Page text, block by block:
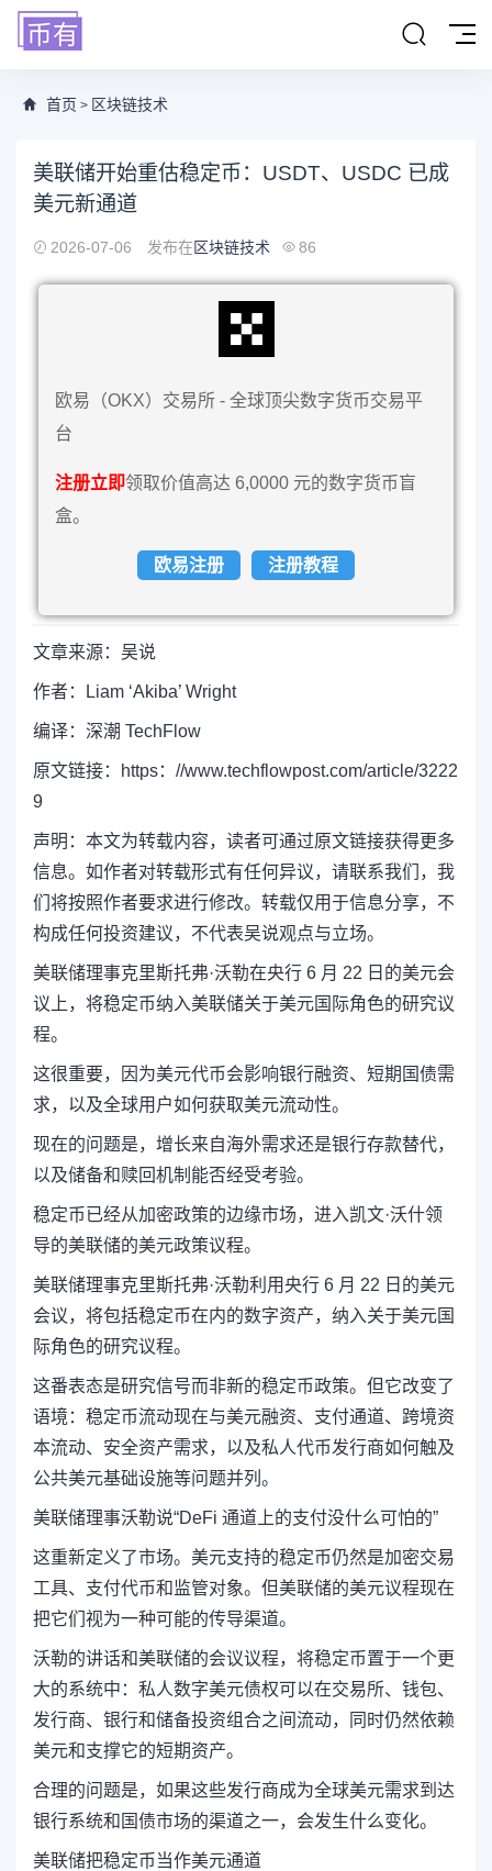
首页 > 区块链技术
美联储开始重估稳定币：USDT、USDC 已成
美元新通道
2026-07-06 发布在区块链技术 86
欧易（OKX）交易所 - 全球顶尖数字货币交易平
台
注册立即领取价值高达 6,0000 元的数字货币盲
盒。
欧易注册 注册教程
文章来源：吴说
作者：Liam ‘Akiba’ Wright
编译：深潮 TechFlow
原文链接：https：//www.techflowpost.com/article/3222
9
声明：本文为转载内容，读者可通过原文链接获得更多
信息。如作者对转载形式有任何异议，请联系我们，我
们将按照作者要求进行修改。转载仅用于信息分享，不
构成任何投资建议，不代表吴说观点与立场。
美联储理事克里斯托弗·沃勒在央行 6 月 22 日的美元会
议上，将稳定币纳入美联储关于美元国际角色的研究议
程。
这很重要，因为美元代币会影响银行融资、短期国债需
求，以及全球用户如何获取美元流动性。
现在的问题是，增长来自海外需求还是银行存款替代，
以及储备和赎回机制能否经受考验。
稳定币已经从加密政策的边缘市场，进入凯文·沃什领
导的美联储的美元政策议程。
美联储理事克里斯托弗·沃勒利用央行 6 月 22 日的美元
会议，将包括稳定币在内的数字资产，纳入关于美元国
际角色的研究议程。
这番表态是研究信号而非新的稳定币政策。但它改变了
语境：稳定币流动现在与美元融资、支付通道、跨境资
本流动、安全资产需求，以及私人代币发行商如何触及
公共美元基础设施等问题并列。
美联储理事沃勒说“DeFi 通道上的支付没什么可怕的”
这重新定义了市场。美元支持的稳定币仍然是加密交易
工具、支付代币和监管对象。但美联储的美元议程现在
把它们视为一种可能的传导渠道。
沃勒的讲话和美联储的会议议程，将稳定币置于一个更
大的系统中：私人数字美元债权可以在交易所、钱包、
发行商、银行和储备投资组合之间流动，同时仍然依赖
美元和支撑它的短期资产。
合理的问题是，如果这些发行商成为全球美元需求到达
银行系统和国债市场的渠道之一，会发生什么变化。
美联储把稳定币当作美元通道